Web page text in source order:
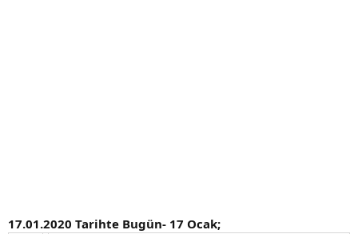
17.01.2020 Tarihte Bugün- 17 Ocak;